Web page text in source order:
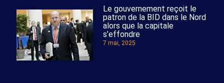
Le gouvernement reçoit le
patron de la BID dans le Nord
alors que la capitale
s’effondre
7 mai, 2025